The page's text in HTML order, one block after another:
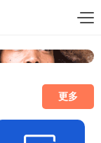
更多